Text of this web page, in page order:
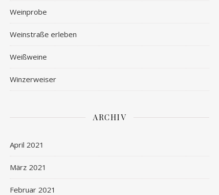
Weinprobe
Weinstraße erleben
Weißweine
Winzerweiser
ARCHIV
April 2021
März 2021
Februar 2021